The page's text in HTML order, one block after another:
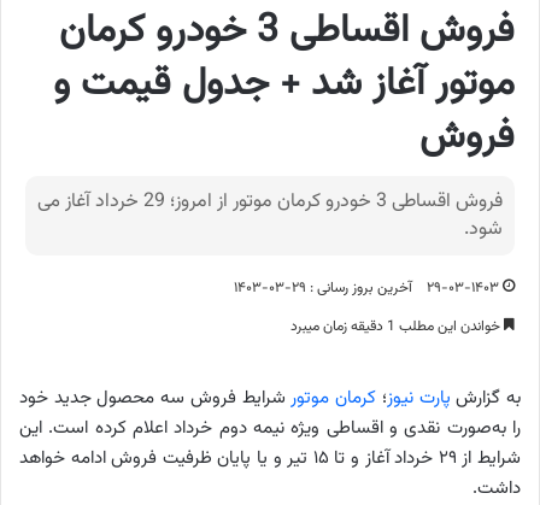
فروش اقساطی 3 خودرو کرمان
موتور آغاز شد + جدول قیمت و
فروش
فروش اقساطی 3 خودرو کرمان موتور از امروز؛ 29 خرداد آغاز می
شود.
۲۹-۰۳-۱۴۰۳
آخرین بروز رسانی : ۲۹-۰۳-۱۴۰۳
خواندن این مطلب 1 دقیقه زمان میبرد
به گزارش پارت نیوز؛ کرمان موتورشرایط فروش سه محصول جدید خود
را به‌صورت نقدی و اقساطی ویژه نیمه دوم خرداد اعلام کرده است. این
شرایط از ۲۹ خرداد آغاز و تا ۱۵ تیر و یا پایان ظرفیت فروش ادامه خواهد
داشت.